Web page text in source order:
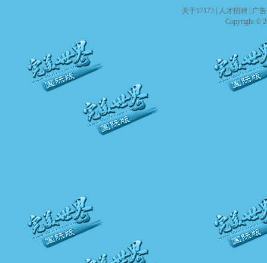
关于17173 人才招聘
广
Copyright ©